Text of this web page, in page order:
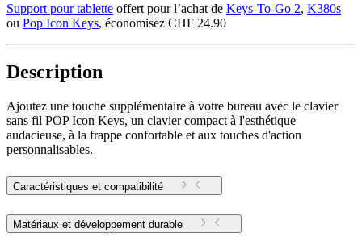
Support pour tablette offert pour l’achat de Keys-To-Go 2, K380s
ou Pop Icon Keys, économisez CHF 24.90
Description
Ajoutez une touche supplémentaire à votre bureau avec le clavier
sans fil POP Icon Keys, un clavier compact à l'esthétique
audacieuse, à la frappe confortable et aux touches d'action
personnalisables.
Caractéristiques et compatibilité
Matériaux et développement durable